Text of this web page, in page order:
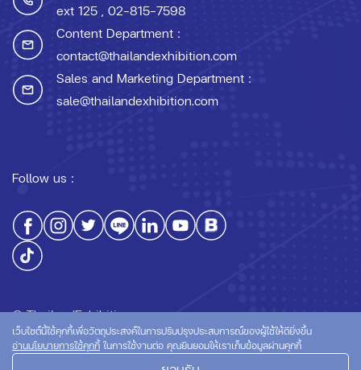
ext 125 , 02-815-7598
Content Department :
contact@thailandexhibition.com
Sales and Marketing Department :
sale@thailandexhibition.com
Follow us :
© ThailandExhibition.com
เว็บไซต์นี้ใช้คุกกี้เพื่อวัตถุประสงค์ในการปรับปรุงประสบการณ์ของผู้ใช้ให้ดียิ่งขึ้น
อ่านนโยบายการใช้คุกกี้ ในการใช้งานต่อ คุณยินยอมให้เราเก็บข้อมูลผ่านคุกกี้